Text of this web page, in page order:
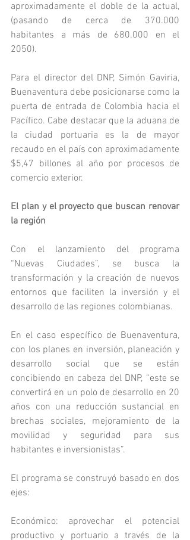
aproximadamente el doble de la actual,
(pasando de cerca de 370.000
habitantes a más de 680.000 en el
2050).
Para el director del DNP, Simón Gaviria,
Buenaventura debe posicionarse como la
puerta de entrada de Colombia hacia el
Pacífico. Cabe destacar que la aduana de
la ciudad portuaria es la de mayor
recaudo en el país con aproximadamente
$5,47 billones al año por procesos de
comercio exterior.
El plan y el proyecto que buscan renovar
la región
Con el lanzamiento del programa
“Nuevas Ciudades”, se busca la
transformación y la creación de nuevos
entornos que faciliten la inversión y el
desarrollo de las regiones colombianas.
En el caso específico de Buenaventura,
con los planes en inversión, planeación y
desarrollo social que se están
concibiendo en cabeza del DNP, “este se
convertirá en un polo de desarrollo en 20
años con una reducción sustancial en
brechas sociales, mejoramiento de la
movilidad y seguridad para sus
habitantes e inversionistas”.
El programa se construyó basado en dos
ejes:
Económico: aprovechar el potencial
productivo y portuario a través de la